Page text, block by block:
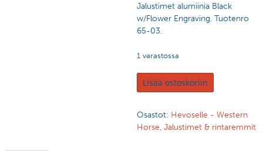
Jalustimet alumiinia Black
w/Flower Engraving. Tuotenro
65-03.
1 varastossa
Lisää ostoskoriin
Osastot: Hevoselle - Western
Horse, Jalustimet & rintaremmit